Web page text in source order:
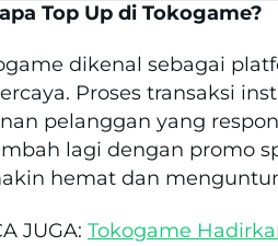
Top Up di Tokogame?
dikenal sebagai
Proses transaksi
pelanggan yang
lagi dengan promo
hemat dan
JUGA: Tokogame